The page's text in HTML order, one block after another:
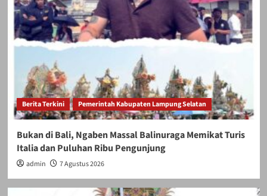
Berita Terkini Pemerintah Kabupaten Lampung Selatan
Bukan di Bali, Ngaben Massal Balinuraga Memikat Turis
Italia dan Puluhan Ribu Pengunjung
admin 7 Agustus 2026